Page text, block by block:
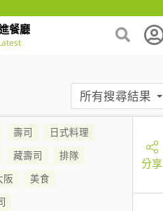
餐廳
所有搜尋結果
壽司
日式料理
藏壽司
排隊
阪
美食
分享